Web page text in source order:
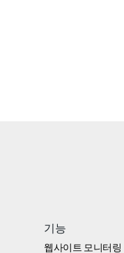
기능
웹사이트 모니터링